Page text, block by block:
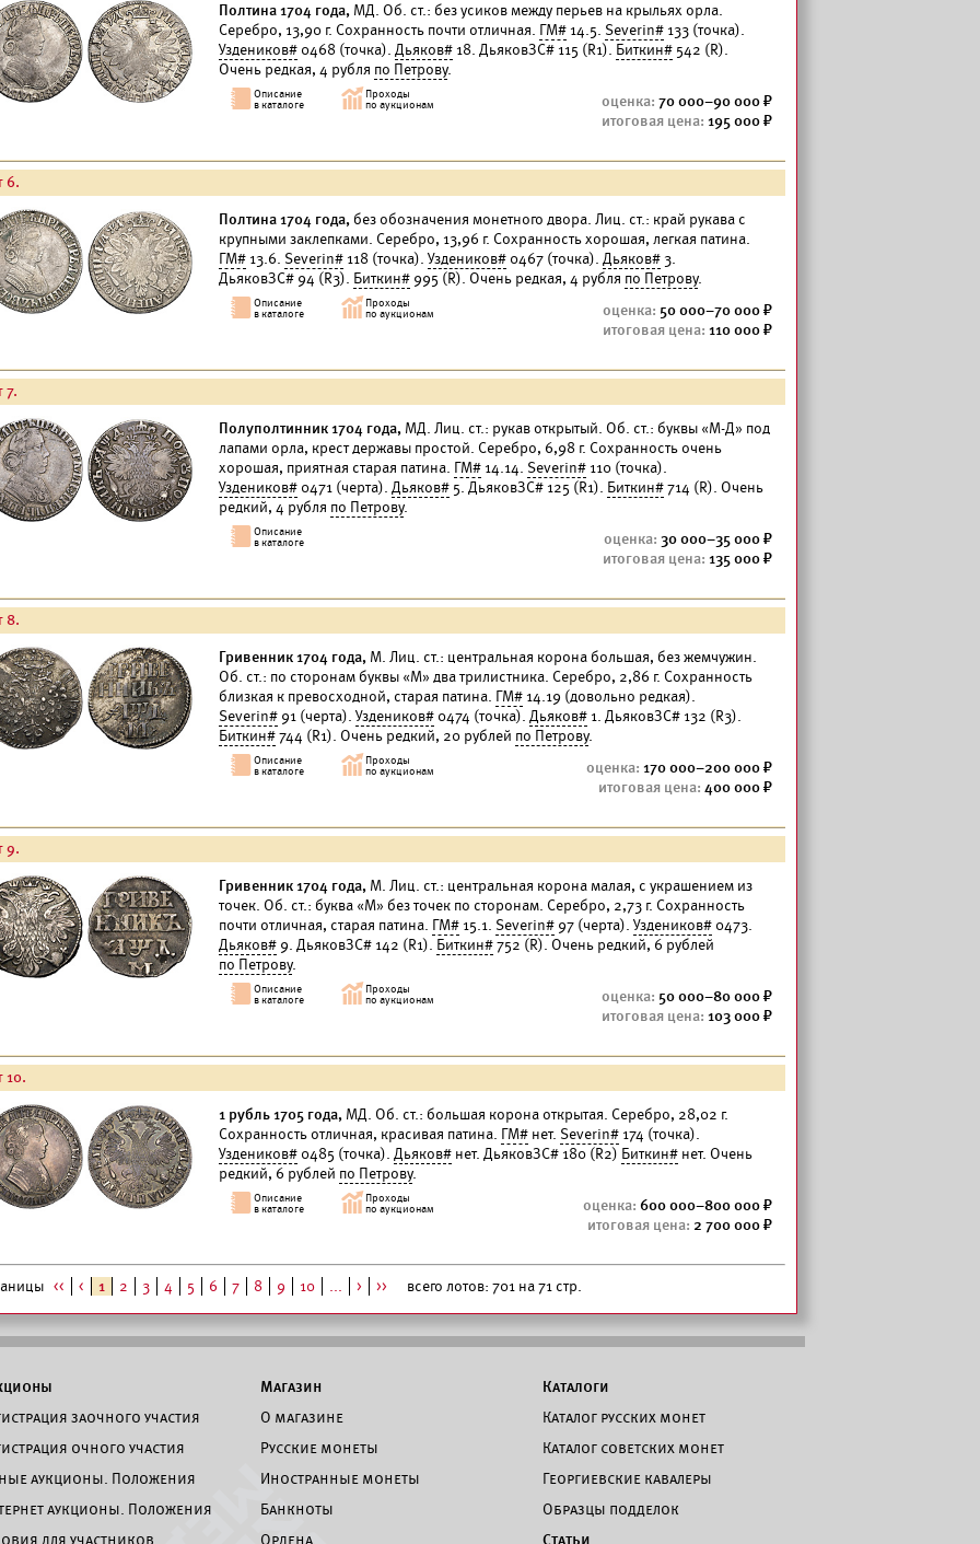
Полтина 1704 года, МД. Об. ст.: без усиков между перьев на крыльях орла.
Серебро, 13,90 г. Сохранность почти отличная. ГМ# 14.5. Severin# 133 (точка).
Уздеников# 0468 (точка). Дьяков# 18. ДьяковЗС# 115 (R1). Биткин# 542 (R).
Очень редкая, 4 рубля по Петрову.
70 000–90 000
195 000
6.
Полтина 1704 года, без обозначения монетного двора. Лиц. ст.: край рукава с
крупными заклепками. Серебро, 13,96 г. Сохранность хорошая, легкая патина.
ГМ# 13.6. Severin# 118 (точка). Уздеников# 0467 (точка). Дьяков#3.
ДьяковЗС# 94 (R3). Биткин# 995 (R). Очень редкая, 4 рубля по Петрову.
50 000–70 000
110 000
7.
Полуполтинник 1704 года, МД. Лиц. ст.: рукав открытый. Об. ст.: буквы «М-Д» под
лапами орла, крест державы простой. Серебро, 6,98 г. Сохранность очень
хорошая, приятная старая патина. ГМ# 14.14. Severin# 110 (точка).
Уздеников# 0471 (черта). Дьяков# 5. ДьяковЗС# 125 (R1). Биткин#714 (R). Очень
редкий, 4 рубля по Петрову.
30 000–35 000
135 000
8.
Гривенник 1704 года, М. Лиц. ст.: центральная корона большая, без жемчужин.
Об. ст.: по сторонам буквы «М» два трилистника. Серебро, 2,86 г. Сохранность
близкая к превосходной, старая патина. ГМ# 14.19 (довольно редкая).
Severin# 91 (черта). Уздеников# 0474 (точка). Дьяков# 1. ДьяковЗС# 132 (R3).
Биткин#744 (R1). Очень редкий, 20 рублей по Петрову.
170 000–200 000
400 000
9.
Гривенник 1704 года, М. Лиц. ст.: центральная корона малая, с украшением из
точек. Об. ст.: буква «М» без точек по сторонам. Серебро, 2,73 г. Сохранность
почти отличная, старая патина. ГМ# 15.1. Severin# 97 (черта). Уздеников# 0473.
Дьяков# 9. ДьяковЗС# 142 (R1). Биткин#752 (R). Очень редкий, 6 рублей
по Петрову.
50 000–80 000
103 000
10.
1 рубль 1705 года, МД. Об. ст.: большая корона открытая. Серебро, 28,02 г.
Сохранность отличная, красивая патина. ГМ# нет. Severin# 174 (точка).
Уздеников# 0485 (точка). Дьяков# нет. ДьяковЗС# 180 (R2) Биткин# нет. Очень
редкий, 6 рублей по Петрову.
600 000–800 000
2 700 000
<< < 1 2 3 4 5 6 7 8 9 10 ... > >> всего лотов: 701 на 71 стр.
заочного участия
очного участия
аукционы. Положения
аукционы. Положения
для участников
Магазин
О магазине
Русские монеты
Иностранные монеты
Банкноты
Ордена
Каталоги
Каталог русских монет
Каталог советских монет
Георгиевские кавалеры
Образцы подделок
Статьи